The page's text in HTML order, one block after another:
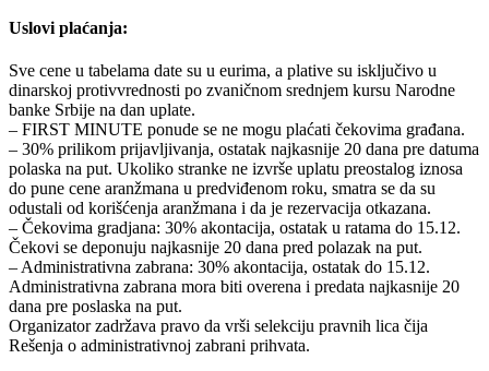
Uslovi plaćanja:
Sve cene u tabelama date su u eurima, a plative su isključivo u
dinarskoj protivvrednosti po zvaničnom srednjem kursu Narodne
banke Srbije na dan uplate.
– FIRST MINUTE ponude se ne mogu plaćati čekovima građana.
– 30% prilikom prijavljivanja, ostatak najkasnije 20 dana pre datuma
polaska na put. Ukoliko stranke ne izvrše uplatu preostalog iznosa
do pune cene aranžmana u predviđenom roku, smatra se da su
odustali od korišćenja aranžmana i da je rezervacija otkazana.
– Čekovima gradjana: 30% akontacija, ostatak u ratama do 15.12.
Čekovi se deponuju najkasnije 20 dana pred polazak na put.
– Administrativna zabrana: 30% akontacija, ostatak do 15.12.
Administrativna zabrana mora biti overena i predata najkasnije 20
dana pre poslaska na put.
Organizator zadržava pravo da vrši selekciju pravnih lica čija
Rešenja o administrativnoj zabrani prihvata.